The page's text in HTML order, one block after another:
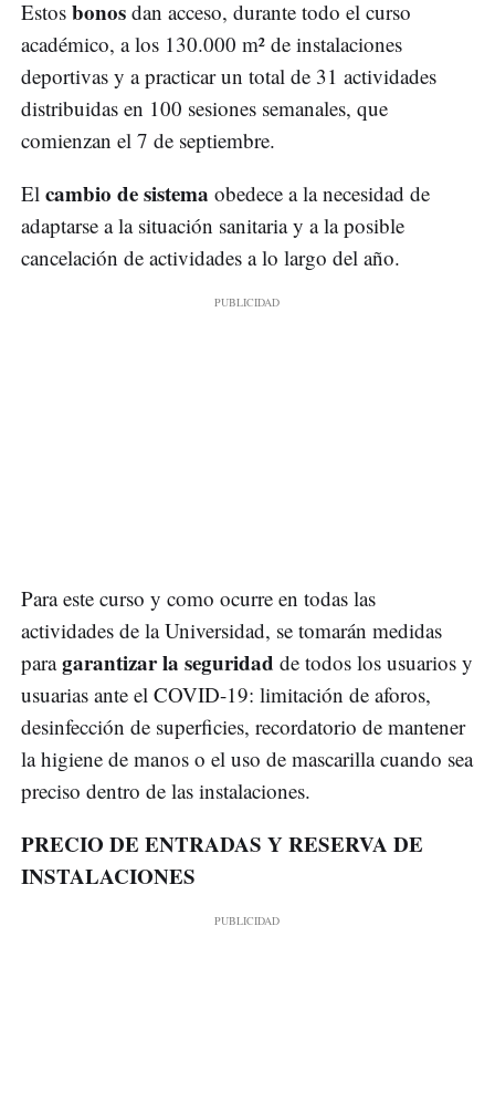
Estos bonos dan acceso, durante todo el curso
académico, a los 130.000 m² de instalaciones
deportivas y a practicar un total de 31 actividades
distribuidas en 100 sesiones semanales, que
comienzan el 7 de septiembre.
El cambio de sistema obedece a la necesidad de
adaptarse a la situación sanitaria y a la posible
cancelación de actividades a lo largo del año.
Para este curso y como ocurre en todas las
actividades de la Universidad, se tomarán medidas
paragarantizar la seguridad de todos los usuarios y
usuarias ante el COVID-19: limitación de aforos,
desinfección de superficies, recordatorio de mantener
la higiene de manos o el uso de mascarilla cuando sea
preciso dentro de las instalaciones.
PRECIO DE ENTRADAS Y RESERVA DE
INSTALACIONES